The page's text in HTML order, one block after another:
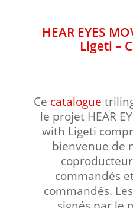
HEAR EYES
Ligeti –
Ce catalogue
le projet HEAR
with Ligeti
bienvenue de
commandés
commandés.